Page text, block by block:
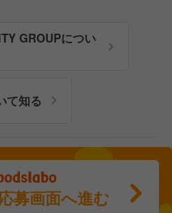
GROUPについ
て知る
募画面へ進む